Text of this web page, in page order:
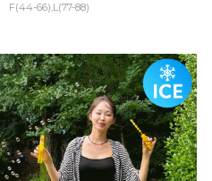
F(44-66),L(77-88)